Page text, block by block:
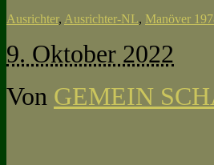
Ausrichter, Ausrichter-NL, Manöver
9. Oktober 2022
Von GEMEIN